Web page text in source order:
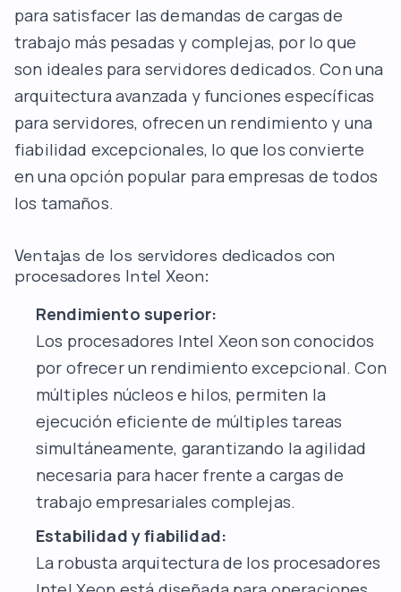
para satisfacer las demandas de cargas de
trabajo más pesadas y complejas, por lo que
son ideales para servidores dedicados. Con una
arquitectura avanzada y funciones específicas
para servidores, ofrecen un rendimiento y una
fiabilidad excepcionales, lo que los convierte
en una opción popular para empresas de todos
los tamaños.
Ventajas de los servidores dedicados con
procesadores Intel Xeon:
Rendimiento superior:
Los procesadores Intel Xeon son conocidos
por ofrecer un rendimiento excepcional. Con
múltiples núcleos e hilos, permiten la
ejecución eficiente de múltiples tareas
simultáneamente, garantizando la agilidad
necesaria para hacer frente a cargas de
trabajo empresariales complejas.
Estabilidad y fiabilidad:
La robusta arquitectura de los procesadores